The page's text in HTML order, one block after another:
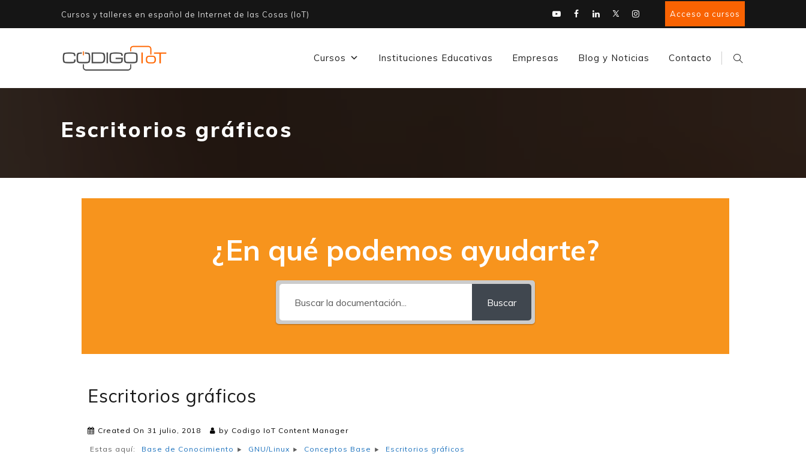
Cursos y talleres en español de Internet de las Cosas (IoT) Acceso a cursos
Cursos Instituciones Educativas Empresas Blog y Noticias Contacto
Escritorios gráficos
¿En qué podemos ayudarte?
Buscar
Escritorios gráficos
Created On 31 julio, 2018 by Codigo IoT Content Manager
Estas aquí: Base de Conocimiento GNU/Linux Conceptos Base Escritorios gráficos